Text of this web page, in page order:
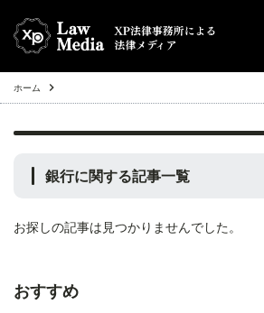
債務整理（任意整理・個人再生・自己破産・過払金）
ホーム
銀行に関する記事一覧
お探しの記事は見つかりませんでした。
おすすめ